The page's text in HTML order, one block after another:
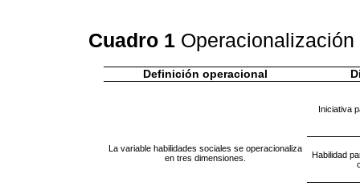
Cuadro 1
Definición operacional
La variable habilidades sociales se operacionaliza
en tres dimensiones.
Iniciativa
Habilidad